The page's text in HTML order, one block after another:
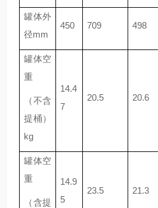
罐体外
径mm
450 709 498
罐体空
重
（不含
提桶）
kg
14.4
7
20.5 20.6
罐体空
重
（含提
14.9
5
23.5 21.3